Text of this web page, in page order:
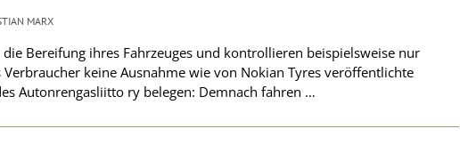
Bereifung ihres Fahrzeuges und kontrollieren beispielsweise nur
keine Ausnahme wie von Nokian Tyres veröffentlichte
Autonrengasliitto ry belegen: Demnach fahren …
MARX